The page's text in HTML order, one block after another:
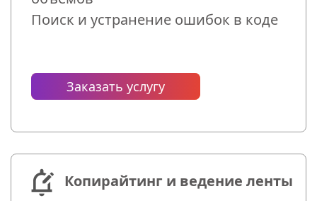
Поиск и устранение ошибок в коде
Заказать услугу
Копирайтинг и ведение ленты